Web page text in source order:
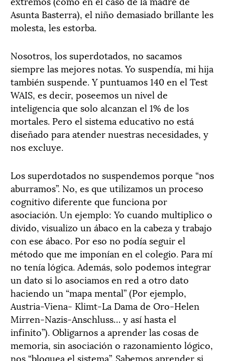
Asunta Basterra), el niño demasiado brillante les
molesta, les estorba.
Nosotros, los superdotados, no sacamos
siempre las mejores notas. Yo suspendía, mi hija
también suspende. Y puntuamos 140 en el Test
WAIS, es decir, poseemos un nivel de
inteligencia que solo alcanzan el 1% de los
mortales. Pero el sistema educativo no está
diseñado para atender nuestras necesidades, y
nos excluye.
Los superdotados no suspendemos porque “nos
aburramos”. No, es que utilizamos un proceso
cognitivo diferente que funciona por
asociación. Un ejemplo: Yo cuando multiplico o
divido, visualizo un ábaco en la cabeza y trabajo
con ese ábaco. Por eso no podía seguir el
método que me imponían en el colegio. Para mí
no tenía lógica. Además, solo podemos integrar
un dato si lo asociamos en red a otro dato
haciendo un “mapa mental” (Por ejemplo,
Austria-Viena- Klimt-La Dama de Oro-Helen
Mirren-Nazis-Anschluss… y así hasta el
infinito”). Obligarnos a aprender las cosas de
memoria, sin asociación o razonamiento lógico,
nos “bloquea el sistema”. Sabemos aprender si